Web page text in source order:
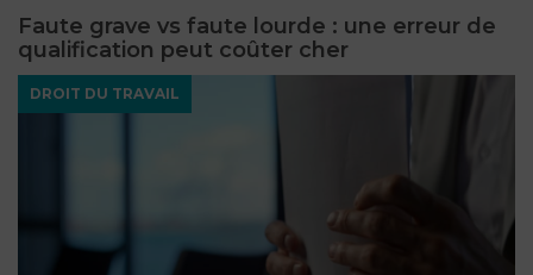
Faute grave vs faute lourde : une erreur de
qualification peut coûter cher
DROIT DU TRAVAIL